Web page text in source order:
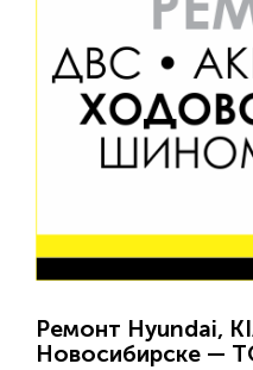
Ремонт Hyundai,
Новосибирске —